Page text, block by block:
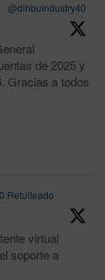
@dihbuindustry40
de 2025 y
Gracias a todos
Retuiteado
virtual
soporte a